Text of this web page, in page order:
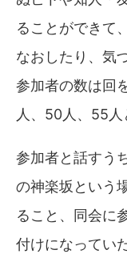
ることができて
なおしたり、気
参加者の数は回
人、50人、55人
参加者と話すう
の神楽坂という
ること、同会に
付けになってい